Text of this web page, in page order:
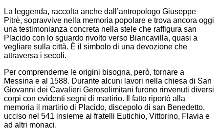
La leggenda, raccolta anche dall’antropologo Giuseppe
Pitrè, sopravvive nella memoria popolare e trova ancora oggi
una testimonianza concreta nella stele che raffigura san
Placido con lo sguardo rivolto verso Biancavilla, quasi a
vegliare sulla città. È il simbolo di una devozione che
attraversa i secoli.
Per comprenderne le origini bisogna, però, tornare a
Messina e al 1588. Durante alcuni lavori nella chiesa di San
Giovanni dei Cavalieri Gerosolimitani furono rinvenuti diversi
corpi con evidenti segni di martirio. Il fatto riportò alla
memoria il martirio di Placido, discepolo di san Benedetto,
ucciso nel 541 insieme ai fratelli Eutichio, Vittorino, Flavia e
ad altri monaci.